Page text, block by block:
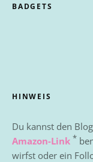
BADGETS
HINWEIS
Du kannst den
Amazon-Link *
wirfst oder ein